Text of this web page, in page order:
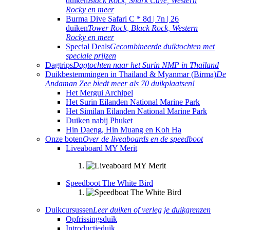
Rocky en meer
Burma Dive Safari C * 8d | 7n | 26
duikenTower Rock, Black Rock, Western
Rocky en meer
Special DealsGecombineerde duiktochten met
speciale prijzen
DagtripsDagtochten naar het Surin NMP in Thailand
Duikbestemmingen in Thailand & Myanmar (Birma)De
Andaman Zee biedt meer als 70 duikplaatsen!
Het Mergui Archipel
Het Surin Eilanden National Marine Park
Het Similan Eilanden National Marine Park
Duiken nabij Phuket
Hin Daeng, Hin Muang en Koh Ha
Onze botenOver de liveaboards en de speedboot
Liveaboard MY Merit
Speedboot The White Bird
DuikcursussenLeer duiken of verleg je duikgrenzen
Opfrissingsduik
Introductieduik